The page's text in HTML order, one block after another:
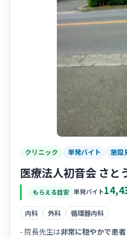
クリニック 単発バイト 施設
医療法人初音会 さと
もらえる目安 単発バイト
内科 外科 循環器内科
- 院長先生は非常に穏やかで患